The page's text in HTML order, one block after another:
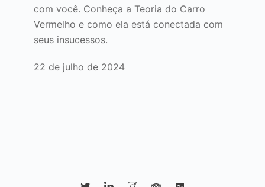
com você. Conheça a Teoria do Carro
Vermelho e como ela está conectada com
seus insucessos.
22 de julho de 2024